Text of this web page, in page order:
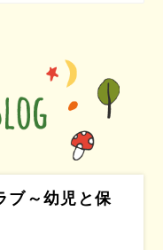
ブ～幼児と保